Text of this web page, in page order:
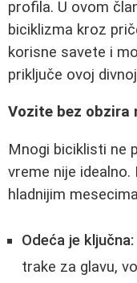
profila. U ovom
biciklizma kroz
korisne savete i
priključe ovoj
Vozite bez obzira
Mnogi biciklisti ne
vreme nije
hladnijim
Odeća je ključna:
trake za glavu,